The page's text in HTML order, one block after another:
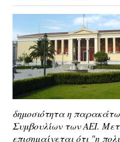
δημοσιότητα η
Συμβουλίων των ΑΕΙ.
επισημαίνεται ότι "η